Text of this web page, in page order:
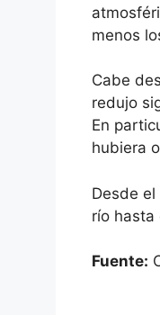
menos
Cabe
redujo
En
hubiera
Desde
río hasta
Fuente: